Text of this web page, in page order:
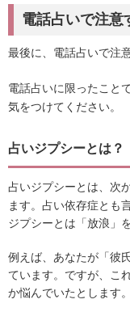
電話占いで注意
最後に、電話占いで注
電話占いに限ったこと
気をつけてください。
占いジプシーとは？
占いジプシーとは、次
ます。占い依存症とも
ジプシーとは「放浪」
例えば、あなたが「彼
ています。ですが、こ
か悩んでいたとします。